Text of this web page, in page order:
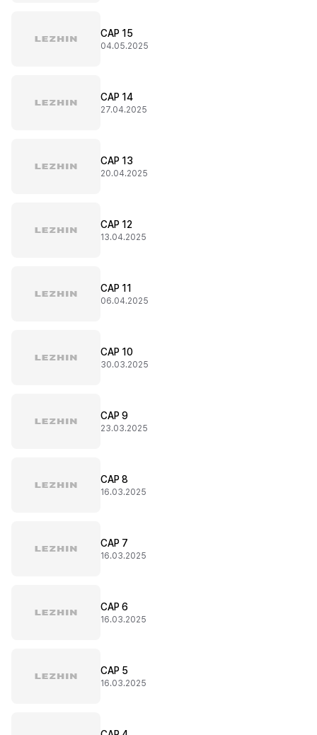
CAP 15
04.05.2025
CAP 14
27.04.2025
CAP 13
20.04.2025
CAP 12
13.04.2025
CAP 11
06.04.2025
CAP 10
30.03.2025
CAP 9
23.03.2025
CAP 8
16.03.2025
CAP 7
16.03.2025
CAP 6
16.03.2025
CAP 5
16.03.2025